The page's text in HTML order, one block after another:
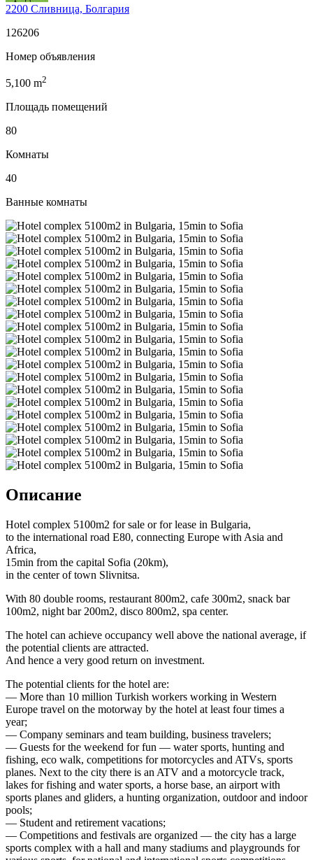
2200 Сливница, Болгария
126206
Номер объявления
5,100 m2
Площадь помещений
80
Комнаты
40
Ванные комнаты
Описание
Hotel complex 5100m2 for sale or for lease in Bulgaria,
to the international road E80, connecting Europe with Asia and
Africa,
15min from the capital Sofia (20km),
in the center of town Slivnitsa.
With 80 double rooms, restaurant 800m2, cafe 300m2, snack bar
100m2, night bar 200m2, disco 800m2, spa center.
The hotel can achieve occupancy well above the national average, if
the potential clients are attracted.
And hence a very good return on investment.
The potential clients for the hotel are:
— More than 10 million Turkish workers working in Western
Europe travel on the motorway by the hotel at least four times a
year;
— Company seminars and team building, business travelers;
— Guests for the weekend for fun — water sports, hunting and
fishing, eco walk, competitions for motorcycles and ATVs, sports
planes. Next to the city there is an ATV and a motorcycle track,
lakes for fishing and water sports, a horse base, an airport with
sports planes and gliders, a hunting organization, outdoor and indoor
pools;
— Student and retirement vacations;
— Competitions and festivals are organized — the city has a large
sports complex with a hall and many stadiums and playgrounds for